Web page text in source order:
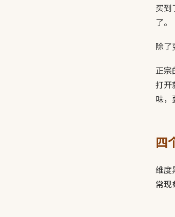
买
了。
除了
正宗
打开
味，
四
维度
常现